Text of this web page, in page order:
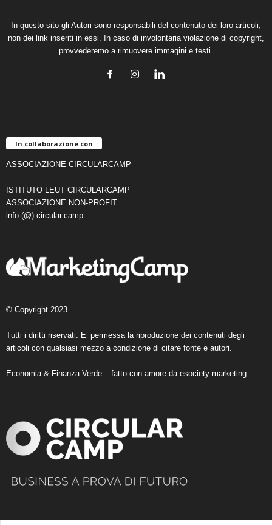
In questo sito gli Autori sono responsabili del contenuto dei loro articoli,
non dei link inseriti in essi. In caso di involontaria violazione di copyright,
provvederemo a rimuovere immagini e testi.
In collaborazione con
ASSOCIAZIONE CIRCULARCAMP
ISTITUTO LEUT CIRCULARCAMP
ASSOCIAZIONE NON-PROFIT
info (@) circular.camp
© Copyright 2023
Tutti i diritti riservati. E’ permessa la riproduzione dei contenuti degli
articoli con qualsiasi mezzo a condizione di citare fonte e autori.
Economia & Finanza Verde – fatto con amore da esociety marketing